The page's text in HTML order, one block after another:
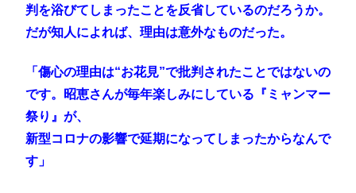
判を浴びてしまったことを反省しているのだろうか。
だが知人によれば、理由は意外なものだった。
「傷心の理由は“お花見”で批判されたことではないの
です。昭恵さんが毎年楽しみにしている『ミャンマー
祭り』が、
新型コロナの影響で延期になってしまったからなんで
す」